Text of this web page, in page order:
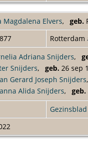
Magdalena Elvers, geb.
Rotterdam
Adriana Snijders,
Snijders, geb. 26 sep
Gerard Joseph Snijders
Alida Snijders, geb.
Gezinsblad